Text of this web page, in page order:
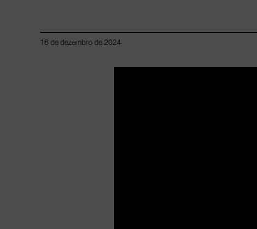
16 de dezembro de 2024